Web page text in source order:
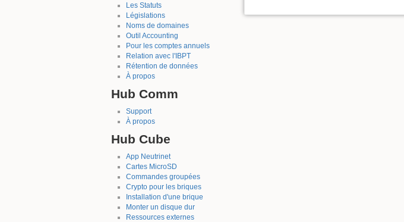
Les Statuts
Législations
Noms de domaines
Outil Accounting
Pour les comptes annuels
Relation avec l'IBPT
Rétention de données
À propos
Hub Comm
Support
À propos
Hub Cube
App Neutrinet
Cartes MicroSD
Commandes groupées
Crypto pour les briques
Installation d'une brique
Monter un disque dur
Ressources externes